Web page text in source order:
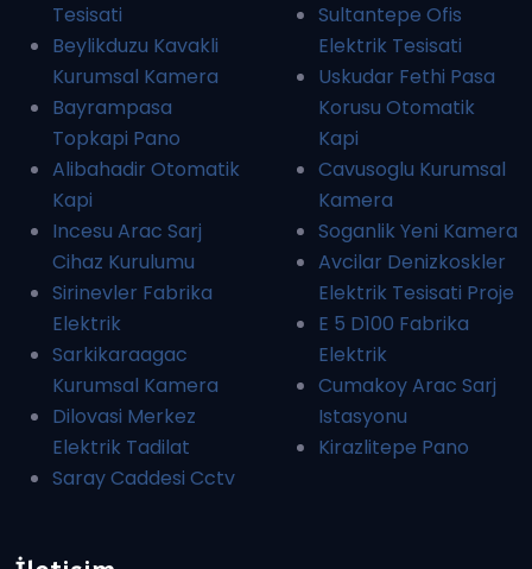
Tesisati
Beylikduzu Kavakli
Kurumsal Kamera
Bayrampasa
Topkapi Pano
Alibahadir Otomatik
Kapi
Incesu Arac Sarj
Cihaz Kurulumu
Sirinevler Fabrika
Elektrik
Sarkikaraagac
Kurumsal Kamera
Dilovasi Merkez
Elektrik Tadilat
Saray Caddesi Cctv
Sultantepe Ofis
Elektrik Tesisati
Uskudar Fethi Pasa
Korusu Otomatik
Kapi
Cavusoglu Kurumsal
Kamera
Soganlik Yeni Kamera
Avcilar Denizkoskler
Elektrik Tesisati Proje
E 5 D100 Fabrika
Elektrik
Cumakoy Arac Sarj
Istasyonu
Kirazlitepe Pano